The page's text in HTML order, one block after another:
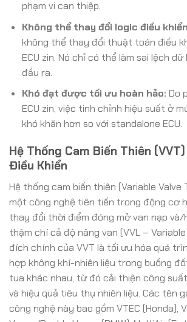
phạm vi can thiệp.
Không thể thay đổi logic điều
không thể thay đổi thuật toán điều
ECU zin. Nó chỉ có thể làm sai lệch
đầu ra.
Khó đạt được tối ưu hoàn hảo: Do
ECU zin, việc tinh chỉnh hiệu suất ở
khó khăn hơn so với standalone ECU.
Hệ Thống Cam Biến Thiên (VVT)
Điều Khiển
Hệ thống cam biến thiên (Variable Valve
một công nghệ tiên tiến trong động cơ
thay đổi thời điểm đóng mở van nạp và/
thậm chí cả độ nâng van (VVL –
đích chính của VVT là tối ưu hóa quá
hợp không khí-nhiên liệu trong buồng
tua khác nhau, từ đó cải thiện công
và hiệu quả tiêu thụ nhiên liệu. Các tên
công nghệ này bao gồm VTEC (Honda),